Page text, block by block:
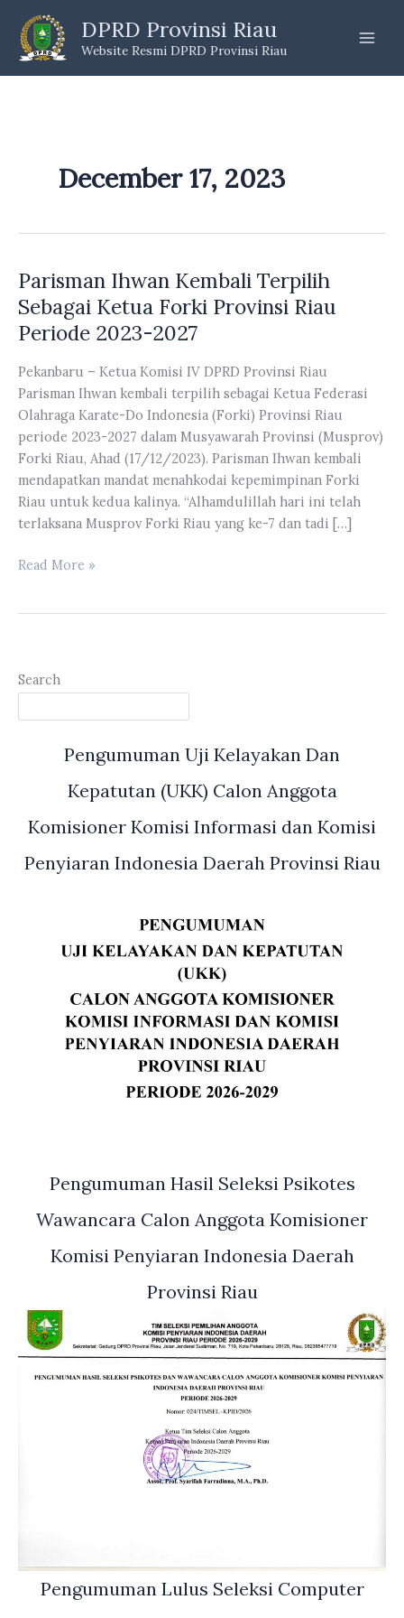
content
DPRD Provinsi Riau
Website Resmi DPRD Provinsi Riau
December 17, 2023
Parisman Ihwan Kembali Terpilih
Sebagai Ketua Forki Provinsi Riau
Periode 2023-2027
Pekanbaru – Ketua Komisi IV DPRD Provinsi Riau
Parisman Ihwan kembali terpilih sebagai Ketua Federasi
Olahraga Karate-Do Indonesia (Forki) Provinsi Riau
periode 2023-2027 dalam Musyawarah Provinsi (Musprov)
Forki Riau, Ahad (17/12/2023). Parisman Ihwan kembali
mendapatkan mandat menahkodai kepemimpinan Forki
Riau untuk kedua kalinya. “Alhamdulillah hari ini telah
terlaksana Musprov Forki Riau yang ke-7 dan tadi […]
Parisman
Ketua
Forki
Provinsi
Periode
Read More »
Search
Pengumuman Uji Kelayakan Dan
Kepatutan (UKK) Calon Anggota
Komisioner Komisi Informasi dan Komisi
Penyiaran Indonesia Daerah Provinsi Riau
Pengumuman Hasil Seleksi Psikotes
Wawancara Calon Anggota Komisioner
Komisi Penyiaran Indonesia Daerah
Provinsi Riau
Pengumuman Lulus Seleksi Computer